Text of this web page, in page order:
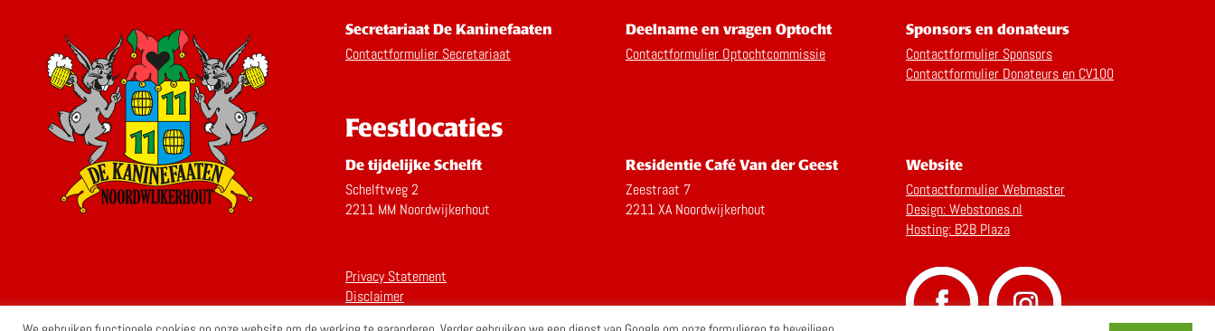
Secretariaat De Kaninefaaten
Contactformulier Secretariaat
Deelname en vragen Optocht
Contactformulier Optochtcommissie
Sponsors en donateurs
Contactformulier Sponsors
Contactformulier Donateurs en CV100
Feestlocaties
De tijdelijke Schelft
Schelftweg 2
2211 MM Noordwijkerhout
Residentie Café Van der Geest
Zeestraat 7
2211 XA Noordwijkerhout
Website
Contactformulier Webmaster
Design: Webstones.nl
Hosting: B2B Plaza
Privacy Statement
Disclaimer